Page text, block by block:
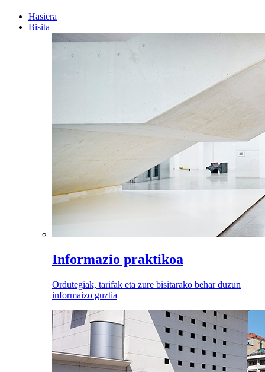
Hasiera
Bisita
Informazio praktikoa
Ordutegiak, tarifak eta zure bisitarako behar duzun
informaizo guztia